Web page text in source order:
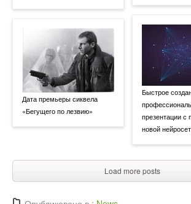
Дата премьеры сиквела
«Бегущего по лезвию»
Быстрое
презентации
новой
Load more posts